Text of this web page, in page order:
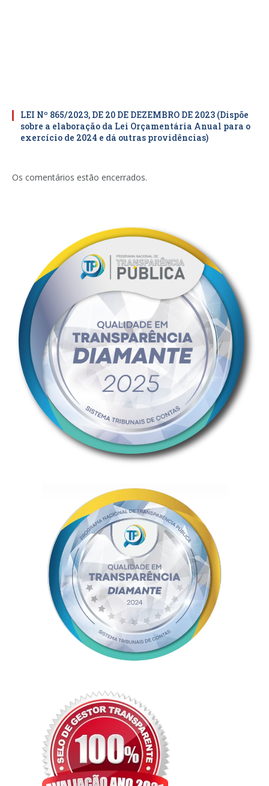
LEI Nº 865/2023, DE 20 DE DEZEMBRO DE 2023 (Dispõe
sobre a elaboração da Lei Orçamentária Anual para o
exercício de 2024 e dá outras providências)
Os comentários estão encerrados.